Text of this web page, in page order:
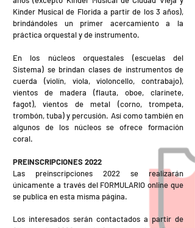
Kinder Musical de Florida a partir de los 3 años),
brindándoles un primer acercamiento a la
práctica orquestal y de instrumento.
En los núcleos orquestales (escuelas del
Sistema) se brindan clases de instrumentos de
cuerda (violín, viola, violoncello, contrabajo),
vientos de madera (flauta, oboe, clarinete,
fagot), vientos de metal (corno, trompeta,
trombón, tuba) y percusión. Así como también en
algunos de los núcleos se ofrece formación
coral.
PREINSCRIPCIONES 2022
Las preinscripciones 2022 se realizarán
únicamente a través del FORMULARIO online que
se publica en esta misma página.
Los interesados serán contactados a partir de